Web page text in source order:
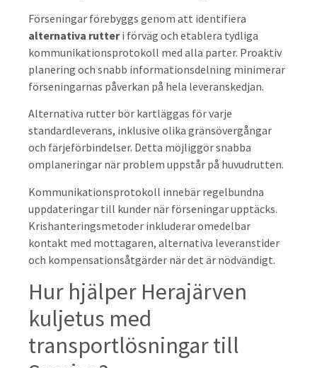
Förseningar förebyggs genom att identifiera
alternativa rutteri förväg och etablera tydliga
kommunikationsprotokoll med alla parter. Proaktiv
planering och snabb informationsdelning minimerar
förseningarnas påverkan på hela leveranskedjan.
Alternativa rutter bör kartläggas för varje
standardleverans, inklusive olika gränsövergångar
och färjeförbindelser. Detta möjliggör snabba
omplaneringar när problem uppstår på huvudrutten.
Kommunikationsprotokoll innebär regelbundna
uppdateringar till kunder när förseningar upptäcks.
Krishanteringsmetoder inkluderar omedelbar
kontakt med mottagaren, alternativa leveranstider
och kompensationsåtgärder när det är nödvändigt.
Hur hjälper Herajärven
kuljetus med
transportlösningar till